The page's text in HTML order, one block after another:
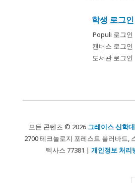
학생 로그인
Populi 로그인
캔버스 로그인
도서관 로그인
모든 콘텐츠 © 2026 그레이스 신학
2700 테크놀로지 포레스트 블러바드,
텍사스 77381 |개인정보 처리